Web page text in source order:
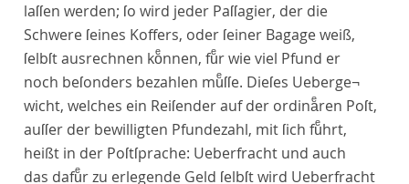
laſſen werden; ſo wird jeder Paſſagier, der die
Schwere ſeines Koffers, oder ſeiner Bagage weiß,
ſelbſt ausrechnen koͤnnen, fuͤr wie viel Pfund er
noch beſonders bezahlen muͤſſe. Dieſes Ueberge¬
wicht, welches ein Reiſender auf der ordinaͤren Poſt,
auſſer der bewilligten Pfundezahl, mit ſich fuͤhrt,
heißt in der Poſtſprache: Ueberfracht und auch
das dafuͤr zu erlegende Geld ſelbſt wird Ueberfracht